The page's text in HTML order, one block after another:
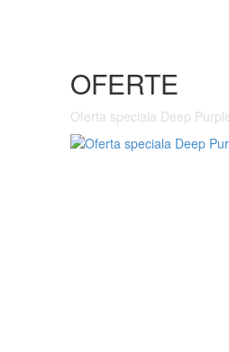
OFERTE
Oferta speciala Deep